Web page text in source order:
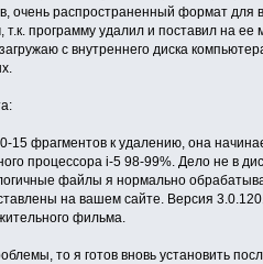
очень распространенный формат
программу удалил и поставил на
с внутреннего диска
фрагментов к удалению, она
процессора i-5 98-99%. Дело не в
файлы я нормально
на вашем сайте. Версия
фильма.
то я готов вновь установить